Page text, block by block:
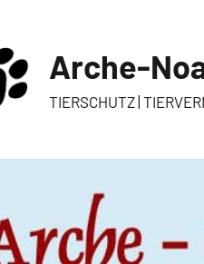
Arche-
TIERSCHUTZ |